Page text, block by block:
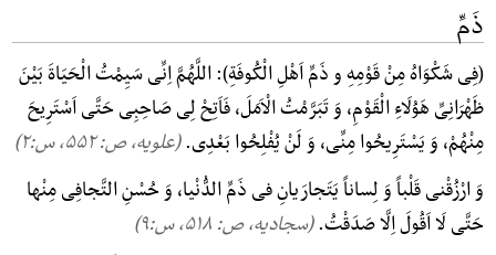
ذَمِّ
(فِی شَکْوَاهُ مِنْ قَوْمِهِ و ذَمِّ اَهْلِ الْکُوفَةِ): اللَّهُمَّ اِنِّی سَیِمْتُ الْحَیَاةَ بَیْنَ
ظَهْرَانِیِّ هَوُلَاءِ الْقَوْمِ، وَ تَبَرَّمْتُ الْاَمَلَ، فَاَتِحْ لِی صَاحِبِی حَتَّی اَسْتَرِیحَ
مِنْهُمْ، وَ یَسْتَرِیحُوا مِنِّی، وَ لَنْ یُفْلِحُوا بَعْدِی.(علویه، ص: ۵۵۲, س:۲)
وَ ارْزُقْنی قَلْباً وَ لِساناً یَتَجارَیانِ فی ذَمِّ الدُّنْیا، وَ حُسْنِ التَّجافِی مِنْها
حَتَّی لَا اَقُولَ اِلَّا صَدَقْتُ.(سجادیه، ص: ۵۱۸, س:۹)